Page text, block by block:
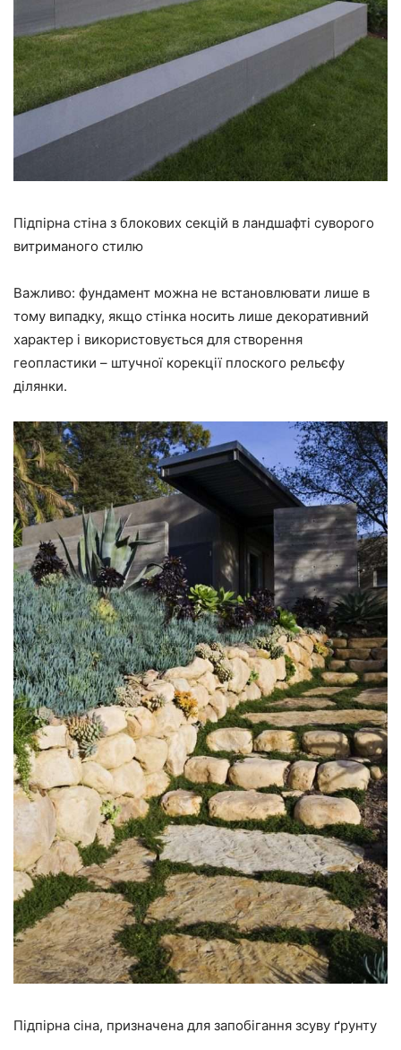
Підпірна стіна з блокових секцій в ландшафті суворого
витриманого стилю
Важливо: фундамент можна не встановлювати лише в
тому випадку, якщо стінка носить лише декоративний
характер і використовується для створення
геопластики – штучної корекції плоского рельєфу
ділянки.
Підпірна сіна, призначена для запобігання зсуву ґрунту